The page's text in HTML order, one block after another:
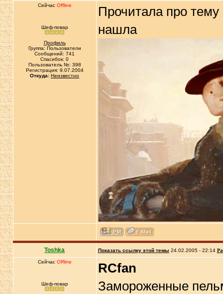
Сейчас Offline
Шеф-повар
Профиль
Группа: Пользователи
Сообщений: 741
Спасибок: 0
Пользователь №: 398
Регистрация: 9.07.2004
Откуда: Неизвестно
Прочитала про тему
нашла
Toshka Показать ссылку этой темы 24.02.2005 - 22:14
Сейчас Offline
Шеф-повар
RCfan
Замороженные